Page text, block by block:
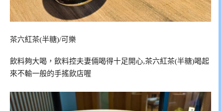
茶六紅茶(半糖)/可樂
飲料夠大喝，飲料控夫妻倆喝得十足開心,茶六紅茶(半糖)喝起
來不輸一般的手搖飲店喔